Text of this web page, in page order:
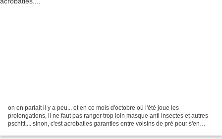
on en parlait il y a peu... et en ce mois d'octobre où l'été joue les
prolongations, il ne faut pas ranger trop loin masque anti insectes et autres
pschitt.... sinon, c'est acrobaties garanties entre voisins de pré pour s'en